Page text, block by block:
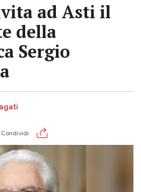
ad Asti il
della
Sergio
Condividi